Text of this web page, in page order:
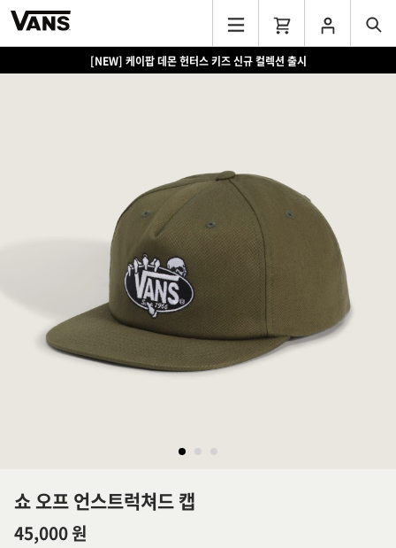
[NEW] 케이팝 데몬 헌터스 키즈 신규 컬렉션 출시
쇼 오프 언스트럭쳐드 캡
45,000 원